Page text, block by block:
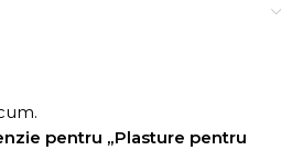
pentru „Plasture pentru